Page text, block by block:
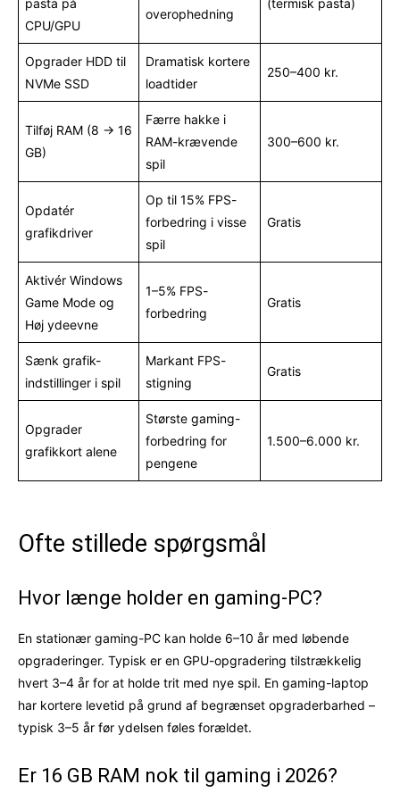
pasta på
CPU/GPU
overophedning
(termisk pasta)
Opgrader HDD til
NVMe SSD
Dramatisk kortere
loadtider
250–400 kr.
Tilføj RAM (8 → 16
GB)
Færre hakke i
RAM-krævende
spil
300–600 kr.
Opdatér
grafikdriver
Op til 15% FPS-
forbedring i visse
spil
Gratis
Aktivér Windows
Game Mode og
Høj ydeevne
1–5% FPS-
forbedring
Gratis
Sænk grafik-
indstillinger i spil
Markant FPS-
stigning
Gratis
Opgrader
grafikkort alene
Største gaming-
forbedring for
pengene
1.500–6.000 kr.
Ofte stillede spørgsmål
Hvor længe holder en gaming-PC?
En stationær gaming-PC kan holde 6–10 år med løbende
opgraderinger. Typisk er en GPU-opgradering tilstrækkelig
hvert 3–4 år for at holde trit med nye spil. En gaming-laptop
har kortere levetid på grund af begrænset opgraderbarhed –
typisk 3–5 år før ydelsen føles forældet.
Er 16 GB RAM nok til gaming i 2026?